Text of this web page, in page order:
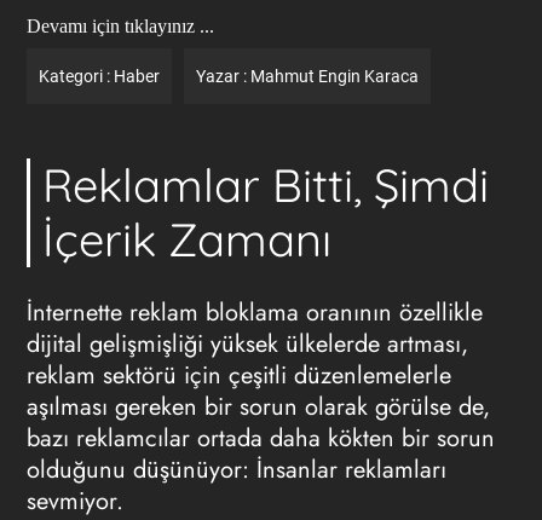
Devamı için tıklayınız ...
Kategori : Haber Yazar : Mahmut Engin Karaca
Reklamlar Bitti, Şimdi
İçerik Zamanı
İnternette reklam bloklama oranının özellikle
dijital gelişmişliği yüksek ülkelerde artması,
reklam sektörü için çeşitli düzenlemelerle
aşılması gereken bir sorun olarak görülse de,
bazı reklamcılar ortada daha kökten bir sorun
olduğunu düşünüyor: İnsanlar reklamları
sevmiyor.